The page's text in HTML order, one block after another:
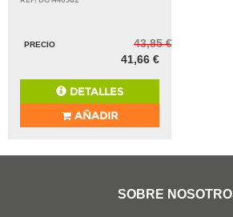
PRECIO
43,85 €
41,66 €
DETALLES
AÑADIR
SOBRE